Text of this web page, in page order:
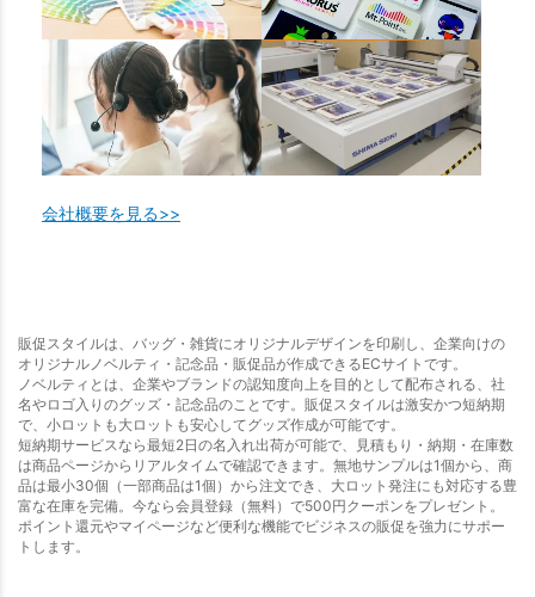
会社概要を見る>>
販促スタイルは、バッグ・雑貨にオリジナルデザインを印刷し、企業向けの
オリジナルノベルティ・記念品・販促品が作成できるECサイトです。
ノベルティとは、企業やブランドの認知度向上を目的として配布される、社
名やロゴ入りのグッズ・記念品のことです。販促スタイルは激安かつ短納期
で、小ロットも大ロットも安心してグッズ作成が可能です。
短納期サービスなら最短2日の名入れ出荷が可能で、見積もり・納期・在庫数
は商品ページからリアルタイムで確認できます。無地サンプルは1個から、商
品は最小30個（一部商品は1個）から注文でき、大ロット発注にも対応する豊
富な在庫を完備。今なら会員登録（無料）で500円クーポンをプレゼント。
ポイント還元やマイページなど便利な機能でビジネスの販促を強力にサポー
トします。